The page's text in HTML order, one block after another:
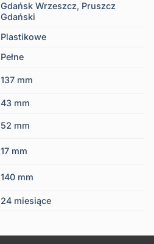
Gdańsk Wrzeszcz, Pruszcz
Gdański
Plastikowe
Pełne
137 mm
43 mm
52 mm
17 mm
140 mm
24 miesiące